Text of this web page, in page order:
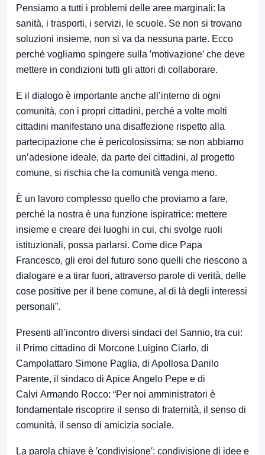
Pensiamo a tutti i problemi delle aree marginali: la
sanità, i trasporti, i servizi, le scuole. Se non si trovano
soluzioni insieme, non si va da nessuna parte. Ecco
perché vogliamo spingere sulla ′motivazione′ che deve
mettere in condizioni tutti gli attori di collaborare.
E il dialogo è importante anche all’interno di ogni
comunità, con i propri cittadini, perché a volte molti
cittadini manifestano una disaffezione rispetto alla
partecipazione che è pericolosissima; se non abbiamo
un’adesione ideale, da parte dei cittadini, al progetto
comune, si rischia che la comunità venga meno.
È un lavoro complesso quello che proviamo a fare,
perché la nostra è una funzione ispiratrice: mettere
insieme e creare dei luoghi in cui, chi svolge ruoli
istituzionali, possa parlarsi. Come dice Papa
Francesco, gli eroi del futuro sono quelli che riescono a
dialogare e a tirar fuori, attraverso parole di verità, delle
cose positive per il bene comune, al di là degli interessi
personali”.
Presenti all’incontro diversi sindaci del Sannio, tra cui:
il Primo cittadino di Morcone Luigino Ciarlo, di
Campolattaro Simone Paglia, di Apollosa Danilo
Parente, il sindaco di Apice Angelo Pepe e di
Calvi Armando Rocco: “Per noi amministratori è
fondamentale riscoprire il senso di fraternità, il senso di
comunità, il senso di amicizia sociale.
La parola chiave è ′condivisione′: condivisione di idee e